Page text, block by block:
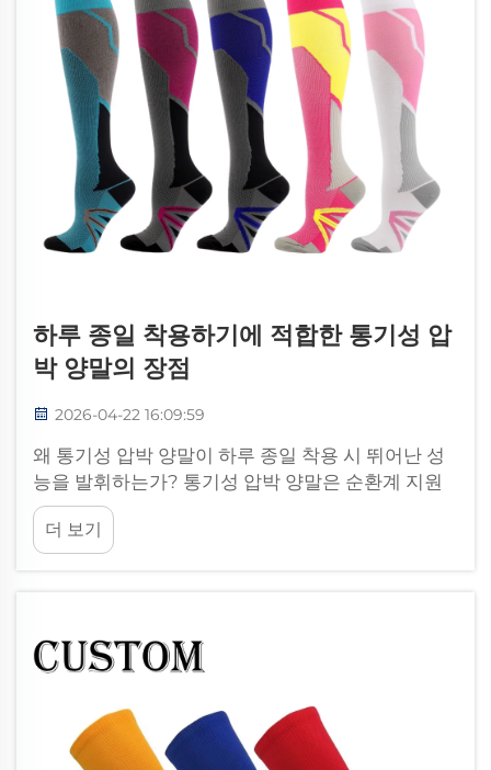
하루 종일 착용하기에 적합한 통기성 압
박 양말의 장점
2026-04-22 16:09:59
왜 통기성 압박 양말이 하루 종일 착용 시 뛰어난 성
능을 발휘하는가? 통기성 압박 양말은 순환계 지원
과 기후 조절 기능을 독특하게 결합하여 장시간 착용
시에도 편안함을 유지한다. 점진적 압박—발목에서
가장 강하게 작용하며 위로 올라갈수록 압력이 완화
메시 패널, 마이크로메쉬, 또는 습기 흡수 및 확산 기
능이 뛰어난 합성 섬유)는 발의 열과 습기를 효과적
더 보기